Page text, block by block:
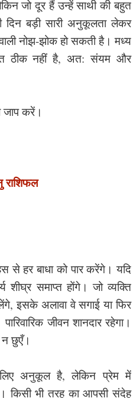
जो दूर हैं उन्हें साथी की बहुत
बड़ी सारी अनुकूलता लेकर
नोझ-झोक हो सकती है। मध्य
ठीक नहीं है, अत: संयम और
जाप करें।
हर बाधा को पार करेंगे। यदि
शीघ्र समाप्त होंगे। जो व्यक्ति
इसके अलावा वे सगाई या फिर
जीवन शानदार रहेगा।
न छुएँ।
अनुकूल है, लेकिन प्रेम में
किसी भी तरह का आपसी संदेह